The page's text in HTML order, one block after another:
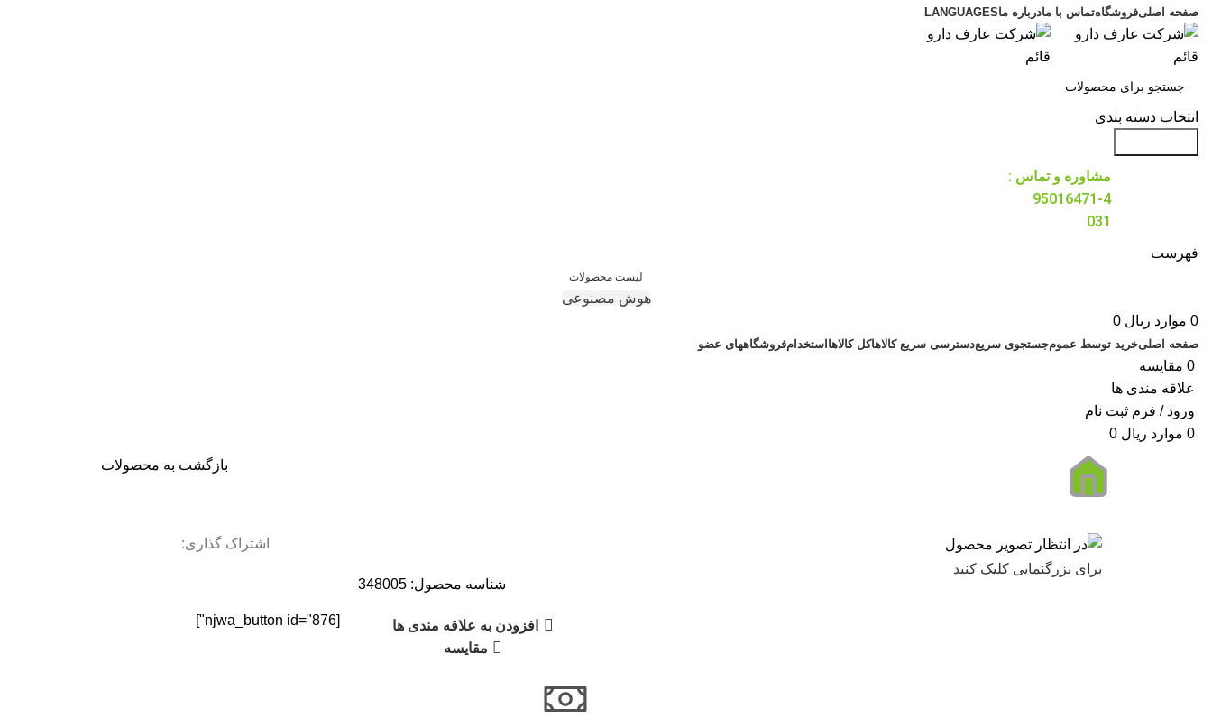
صفحه اصلیفروشگاهتماس با مادرباره ماLANGUAGES
انتخاب دسته بندی
مشاوره و تماس :
95016471-4
031
فهرست
لیست محصولات
هوش مصنوعی
0 موارد ریال
صفحه اصلیخرید توسط عمومجستجوی سریعدسترسی سریع کالاهاکل کالاها استخدامفروشگاههای عضو
0 مقایسه
علاقه مندی ها
ورود / فرم ثبت نام
0 موارد ریال
بازگشت به محصولات
برای بزرگنمایی کلیک کنید
اشتراک گذاری:
شناسه محصول: 348005
افزودن به علاقه مندی ها
مقایسه
[njwa_button id="876"]